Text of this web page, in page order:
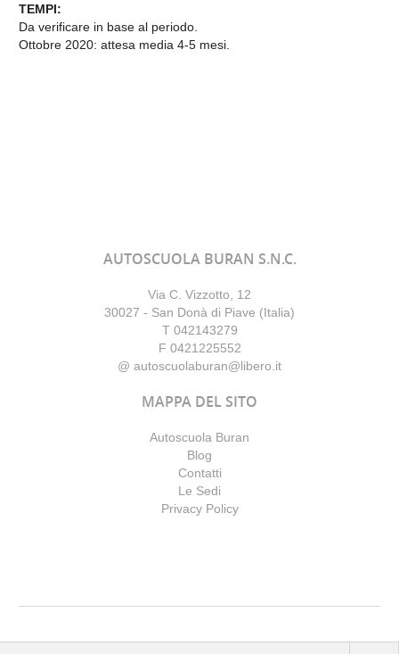
TEMPI:
Da verificare in base al periodo.
Ottobre 2020: attesa media 4-5 mesi.
AUTOSCUOLA BURAN S.N.C.
Via C. Vizzotto, 12
30027 - San Donà di Piave (Italia)
T 042143279
F 0421225552
@ autoscuolaburan@libero.it
MAPPA DEL SITO
Autoscuola Buran
Blog
Contatti
Le Sedi
Privacy Policy